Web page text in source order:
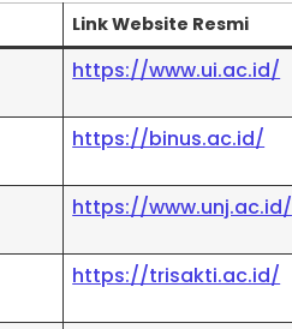
Link Website Resmi
https://www.ui.ac.id/
https://binus.ac.id/
https://www.unj.ac.id/
https://trisakti.ac.id/